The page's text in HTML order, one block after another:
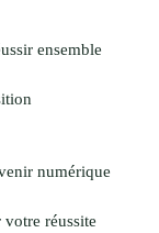
ensemble
numérique
réussite